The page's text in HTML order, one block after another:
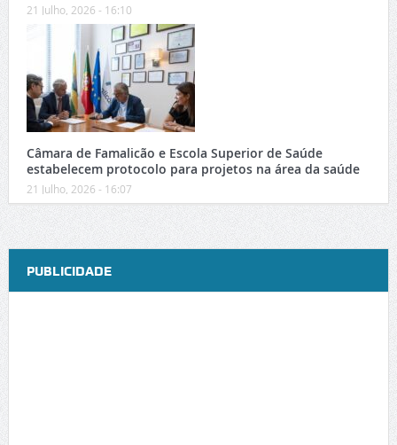
21 Julho, 2026 - 16:10
Câmara de Famalicão e Escola Superior de Saúde
estabelecem protocolo para projetos na área da saúde
21 Julho, 2026 - 16:07
PUBLICIDADE